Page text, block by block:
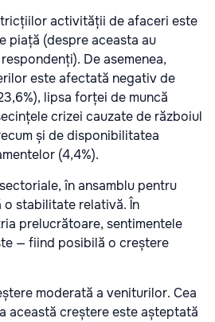
activității de afaceri este
piață (despre aceasta au
De asemenea,
este afectată negativ de
lipsa forței de muncă
crizei cauzate de războiul
și de disponibilitatea
(4,4%).
în ansamblu pentru
o stabilitate relativă. În
prelucrătoare, sentimentele
— fiind posibilă o creștere
moderată a veniturilor. Cea
această creștere este așteptată